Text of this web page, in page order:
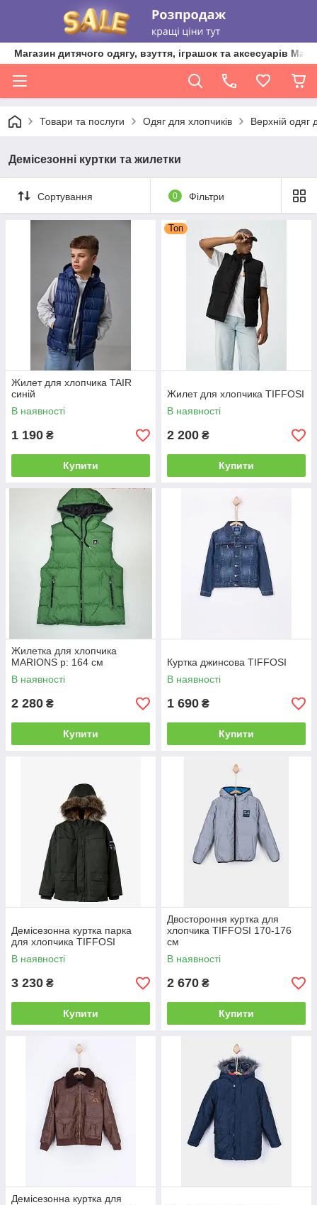
Магазин дитячого одягу, взуття, іграшок та аксесуарів
Товари та послуги Одяг для хлопчиків Верхній одяг
Демісезонні куртки та жилетки
Сортування 0 Фільтри
Жилет для хлопчика TAIR
синій
В наявності
1 190 ₴
Купити
Топ
Жилет для хлопчика TIFFOSI
В наявності
2 200 ₴
Купити
Жилетка для хлопчика
MARIONS р: 164 см
В наявності
2 280 ₴
Купити
Куртка джинсова TIFFOSI
В наявності
1 690 ₴
Купити
Демісезонна куртка парка
для хлопчика TIFFOSI
В наявності
3 230 ₴
Купити
Двостороння куртка для
хлопчика TIFFOSI 170-176
см
В наявності
2 670 ₴
Купити
Демісезонна куртка для